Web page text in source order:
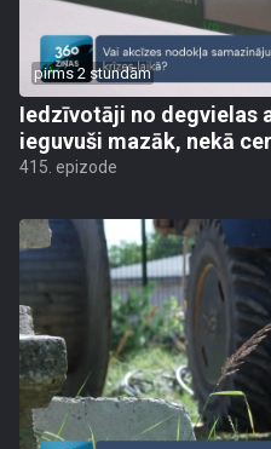
pirms 2 stundām
Iedzīvotāji no degvielas
ieguvuši mazāk, nekā
415. epizode